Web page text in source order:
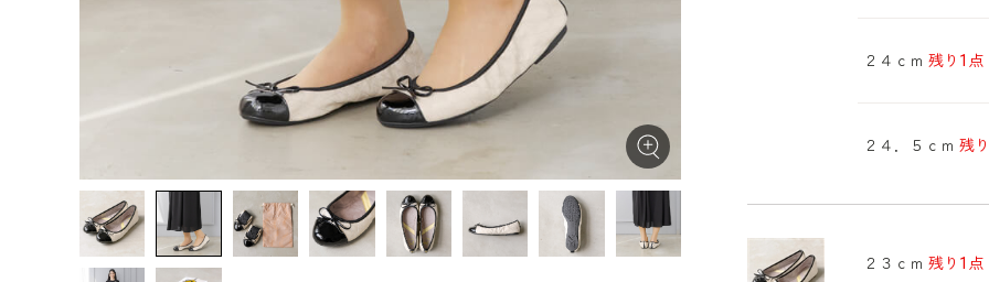
２４ｃｍ残り1点
２４．５ｃｍ残
２３ｃｍ残り1点